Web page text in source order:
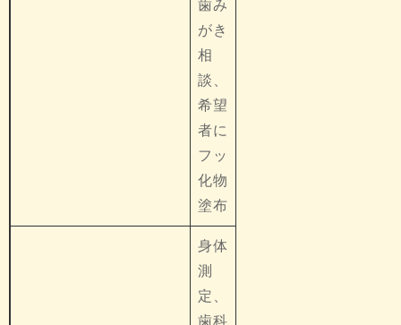
歯み
がき
相
談、
希望
者に
フッ
化物
塗布
身体
測
定、
歯科